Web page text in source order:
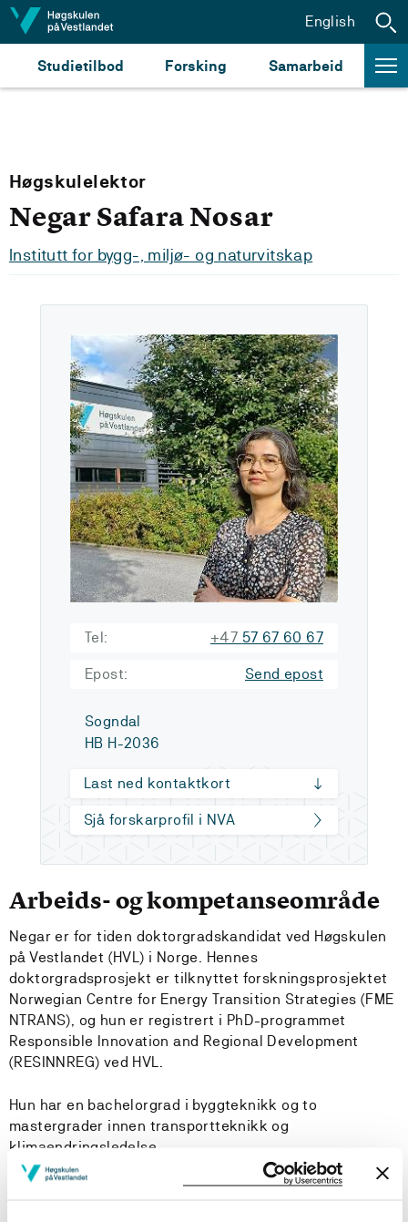
Hopp til innhald
Studietilbod Forsking Samarbeid
English
Høgskulelektor
Negar Safara Nosar
Institutt for bygg-, miljø- og naturvitskap
Tel: +47 57 67 60 67
Epost: Send epost
Sogndal
HB H-2036
Last ned kontaktkort
Sjå forskarprofil i NVA
Arbeids- og kompetanseområde
Negar er for tiden doktorgradskandidat ved Høgskulen
på Vestlandet (HVL) i Norge. Hennes
doktorgradsprosjekt er tilknyttet forskningsprosjektet
Norwegian Centre for Energy Transition Strategies (FME
NTRANS), og hun er registrert i PhD-programmet
Responsible Innovation and Regional Development
(RESINNREG) ved HVL.
Hun har en bachelorgrad i byggteknikk og to
mastergrader innen transportteknikk og
klimaendringsledelse.
I sin doktorgradsforskning undersøker Negar rollen til